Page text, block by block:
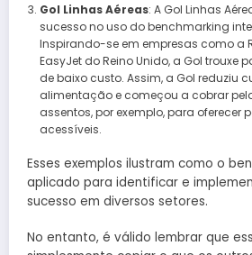
Gol Linhas Aéreas: A Gol Linhas
sucesso no uso do benchmarking
Inspirando-se em empresas como a
EasyJet do Reino Unido, a Gol trouxe
de baixo custo. Assim, a Gol reduziu
alimentação e começou a cobrar
assentos, por exemplo, para oferecer
acessíveis.
Esses exemplos ilustram como o
aplicado para identificar e
sucesso em diversos setores.
No entanto, é válido lembrar que